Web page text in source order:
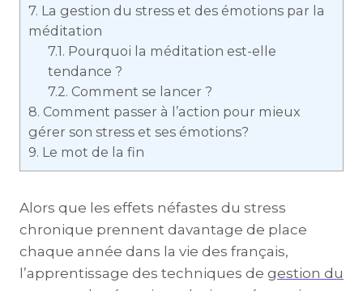
7. La gestion du stress et des émotions par la
méditation
7.1. Pourquoi la méditation est-elle
tendance ?
7.2. Comment se lancer ?
8. Comment passer à l’action pour mieux
gérer son stress et ses émotions?
9. Le mot de la fin
Alors que les effets néfastes du stress
chronique prennent davantage de place
chaque année dans la vie des français,
l’apprentissage des techniques de gestion du